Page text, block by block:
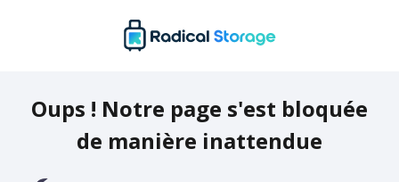
Oups ! Notre page s'est bloquée
de manière inattendue